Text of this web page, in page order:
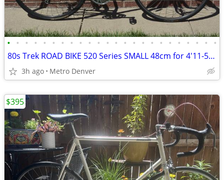
• • • • • • • • • • • • • • • • • • • • • • • •
80s Trek ROAD BIKE 520 Series SMALL 48cm for 4'11-5'3 Heights TUNED UP
3h ago Metro Denver
$395